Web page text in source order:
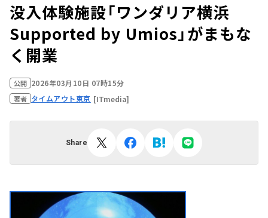
没入体験施設「ワンダリア横浜
Supported by Umios」がまもな
く開業
公開 2026年03月10日 07時15分
著者 タイムアウト東京 [ITmedia]
Share